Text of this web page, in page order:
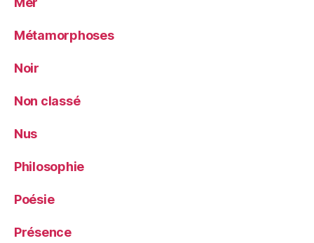
Métamorphoses
Noir
Non classé
Nus
Philosophie
Poésie
Présence